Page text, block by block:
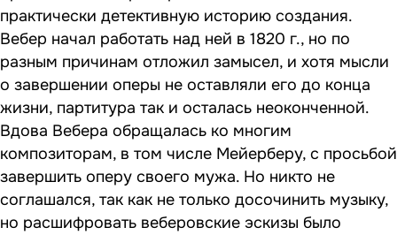
практически детективную историю создания.
Вебер начал работать над ней в 1820 г., но по
разным причинам отложил замысел, и хотя мысли
о завершении оперы не оставляли его до конца
жизни, партитура так и осталась неоконченной.
Вдова Вебера обращалась ко многим
композиторам, в том числе Мейерберу, с просьбой
завершить оперу своего мужа. Но никто не
соглашался, так как не только досочинить музыку,
но расшифровать веберовские эскизы было